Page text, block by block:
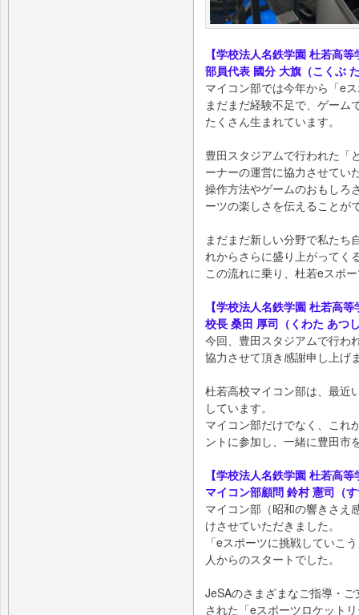
【学校法人名鉄学園 杜若高
部員代表 國分 大旗（こくぶ
マイコン部では今年から「e
まだまだ経験不足で、ゲーム
たくさん生まれています。
豊田スタジアムで行われた「
ーナーの運営に協力させてい
操作方法やゲームのおもしろ
ーツの楽しさを伝えることが
まだまだ新しい分野で私たち
れからさらに盛り上がってく
この流れに乗り、杜若eスポ
【学校法人名鉄学園 杜若高等
校長 桑田 厚司（くわた あつ
今回、豊田スタジアムで行わ
協力させて頂き感謝申し上げ
杜若高校マイコン部は、最近
しています。
マイコン部だけでなく、これ
ントに参加し、一緒に豊田市
【学校法人名鉄学園 杜若高等
マイコン部顧問 鈴村 憲司（
マイコン部（昭和の響きさえ
けさせていただきました。
「eスポーツに挑戦していこ
人からのスタートでした。
JeSAのさまざまなご指導・
された「eスポーツロケット